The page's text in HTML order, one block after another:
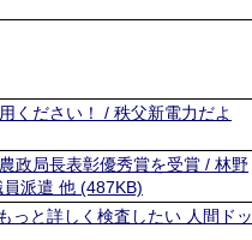
ください！ / 秩父新電力だよ
政局長表彰優秀賞を受賞 / 林野
派遣 他 (487KB)
っと詳しく検査したい 人間ドッ